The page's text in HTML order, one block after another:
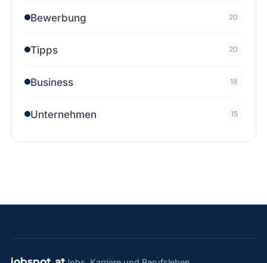
Bewerbung 20
Tipps 20
Business 18
Unternehmen 15